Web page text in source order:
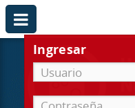
Ingresar